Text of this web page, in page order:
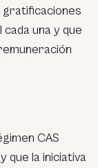
gratificaciones
una y que
CAS
y que la iniciativa